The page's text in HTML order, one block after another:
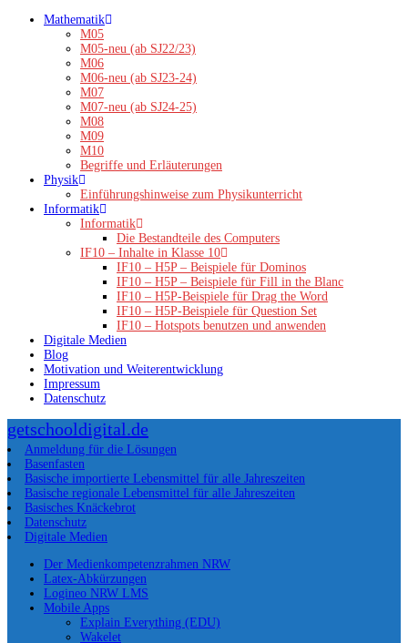
Zum
Mathematik
M05
M05-neu (ab SJ22/23)
M06
M06-neu (ab SJ23-24)
M07
M07-neu (ab SJ24-25)
M08
M09
M10
Begriffe und Erläuterungen
Physik
Einführungshinweise zum Physikunterricht
Informatik
Informatik
Die Bestandteile des Computers
IF10 – Inhalte in Klasse 10
IF10 – H5P – Beispiele für Dominos
IF10 – H5P – Beispiele für Fill in the Blanc
IF10 – H5P-Beispiele für Drag the Word
IF10 – H5P-Beispiele für Question Set
IF10 – Hotspots benutzen und anwenden
Digitale Medien
Blog
Motivation und Weiterentwicklung
Impressum
Datenschutz
getschooldigital.de
Anmeldung für die Lösungen
Basenfasten
Basische importierte Lebensmittel für alle Jahreszeiten
Basische regionale Lebensmittel für alle Jahreszeiten
Basisches Knäckebrot
Datenschutz
Digitale Medien
Der Medienkompetenzrahmen NRW
Latex-Abkürzungen
Logineo NRW LMS
Mobile Apps
Explain Everything (EDU)
Wakelet